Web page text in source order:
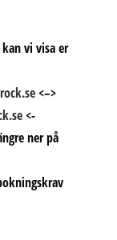
vi visa er
<–>
<-
ner på